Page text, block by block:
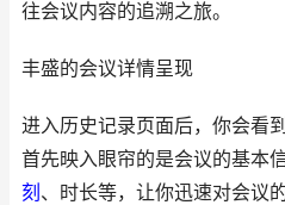
往会议内容的追溯之旅。
丰盛的会议详情呈现
进入历史记录页面后，你会看
首先映入眼帘的是会议的基本
刻 、时长等，让你迅速对会议